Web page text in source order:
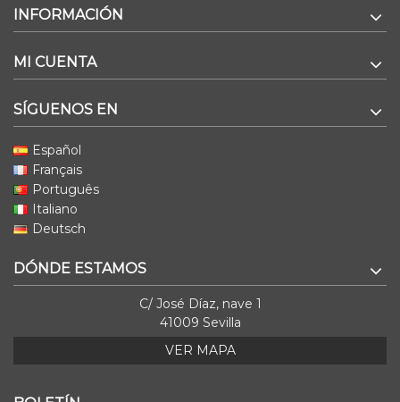
INFORMACIÓN
MI CUENTA
SÍGUENOS EN
Español
Français
Português
Italiano
Deutsch
DÓNDE ESTAMOS
C/ José Díaz, nave 1
41009 Sevilla
VER MAPA